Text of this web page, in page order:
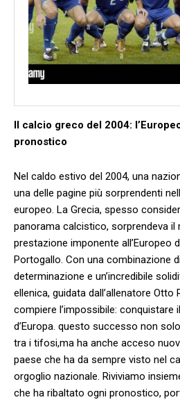
Il calcio greco del 2004:
pronostico
Nel ⁤caldo estivo del 2004, una‍
una delle ⁣pagine più sorprendenti
europeo. La Grecia, spesso‍
panorama calcistico, sorprendeva il
prestazione imponente all’Europeo
Portogallo. Con una combinazione
determinazione ‍e un’incredibile
ellenica,‍ guidata ⁣dall’allenatore Otto
compiere l’impossibile: conquistare
⁢d’Europa. questo successo non
tra⁣ i tifosi,ma ‌ha anche acceso
paese che ​ha da sempre visto nel
orgoglio nazionale. Riviviamo
che ha ribaltato ogni pronostico,